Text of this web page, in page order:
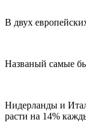
В двух
Названый самые
Нидерланды и
расти на 14%